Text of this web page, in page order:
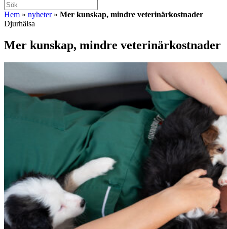
Hem » nyheter» Mer kunskap, mindre veterinärkostnader
Djurhälsa
Mer kunskap, mindre veterinärkostnader